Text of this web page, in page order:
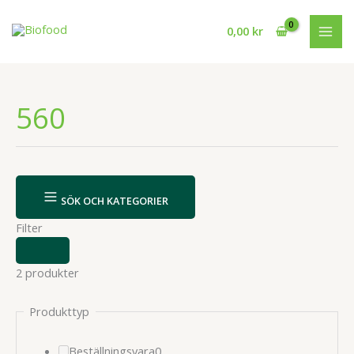
0,00 kr
560
SÖK OCH KATEGORIER
Filter
ELLER
DÖLJ
2 produkter
Produkttyp
Beställningsvara00